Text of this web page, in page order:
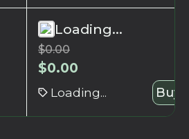
Loading...
$0.00
$0.00
Loading... Buy